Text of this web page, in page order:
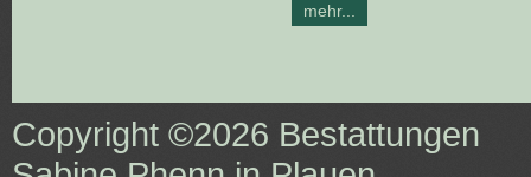
mehr...
Copyright ©2026 Bestattungen